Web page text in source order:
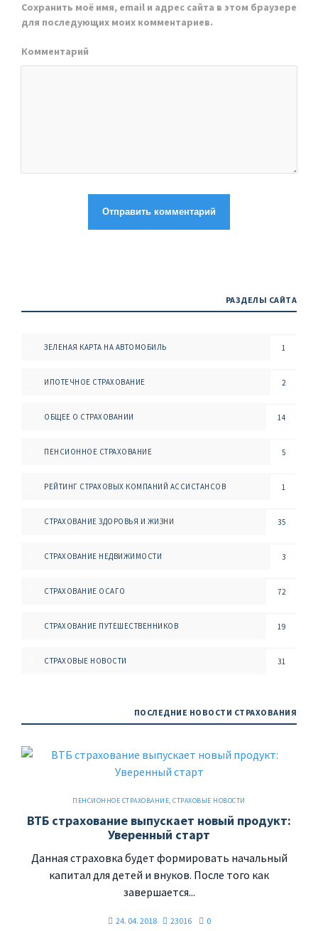
Сохранить моё имя, email и адрес сайта в этом браузере
для последующих моих комментариев.
Комментарий
РАЗДЕЛЫ САЙТА
ЗЕЛЕНАЯ КАРТА НА АВТОМОБИЛЬ 1
ИПОТЕЧНОЕ СТРАХОВАНИЕ 2
ОБЩЕЕ О СТРАХОВАНИИ 14
ПЕНСИОННОЕ СТРАХОВАНИЕ 5
РЕЙТИНГ СТРАХОВЫХ КОМПАНИЙ АССИСТАНСОВ 1
СТРАХОВАНИЕ ЗДОРОВЬЯ И ЖИЗНИ 35
СТРАХОВАНИЕ НЕДВИЖИМОСТИ 3
СТРАХОВАНИЕ ОСАГО 72
СТРАХОВАНИЕ ПУТЕШЕСТВЕННИКОВ 19
СТРАХОВЫЕ НОВОСТИ 31
ПОСЛЕДНИЕ НОВОСТИ СТРАХОВАНИЯ
ПЕНСИОННОЕ СТРАХОВАНИЕ,СТРАХОВЫЕ НОВОСТИ
ВТБ страхование выпускает новый продукт:
Уверенный старт
Данная страховка будет формировать начальный
капитал для детей и внуков. После того как
завершается...
24. 04. 2018 23016 0